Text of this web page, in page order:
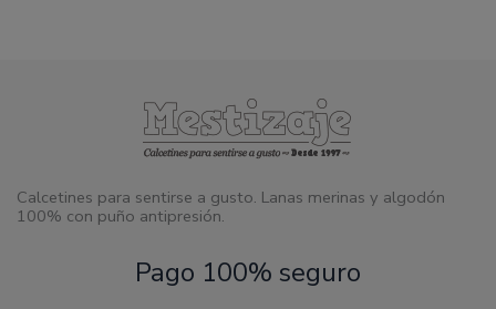
Calcetines para sentirse a gusto. Lanas merinas y algodón
100% con puño antipresión.
Pago 100% seguro